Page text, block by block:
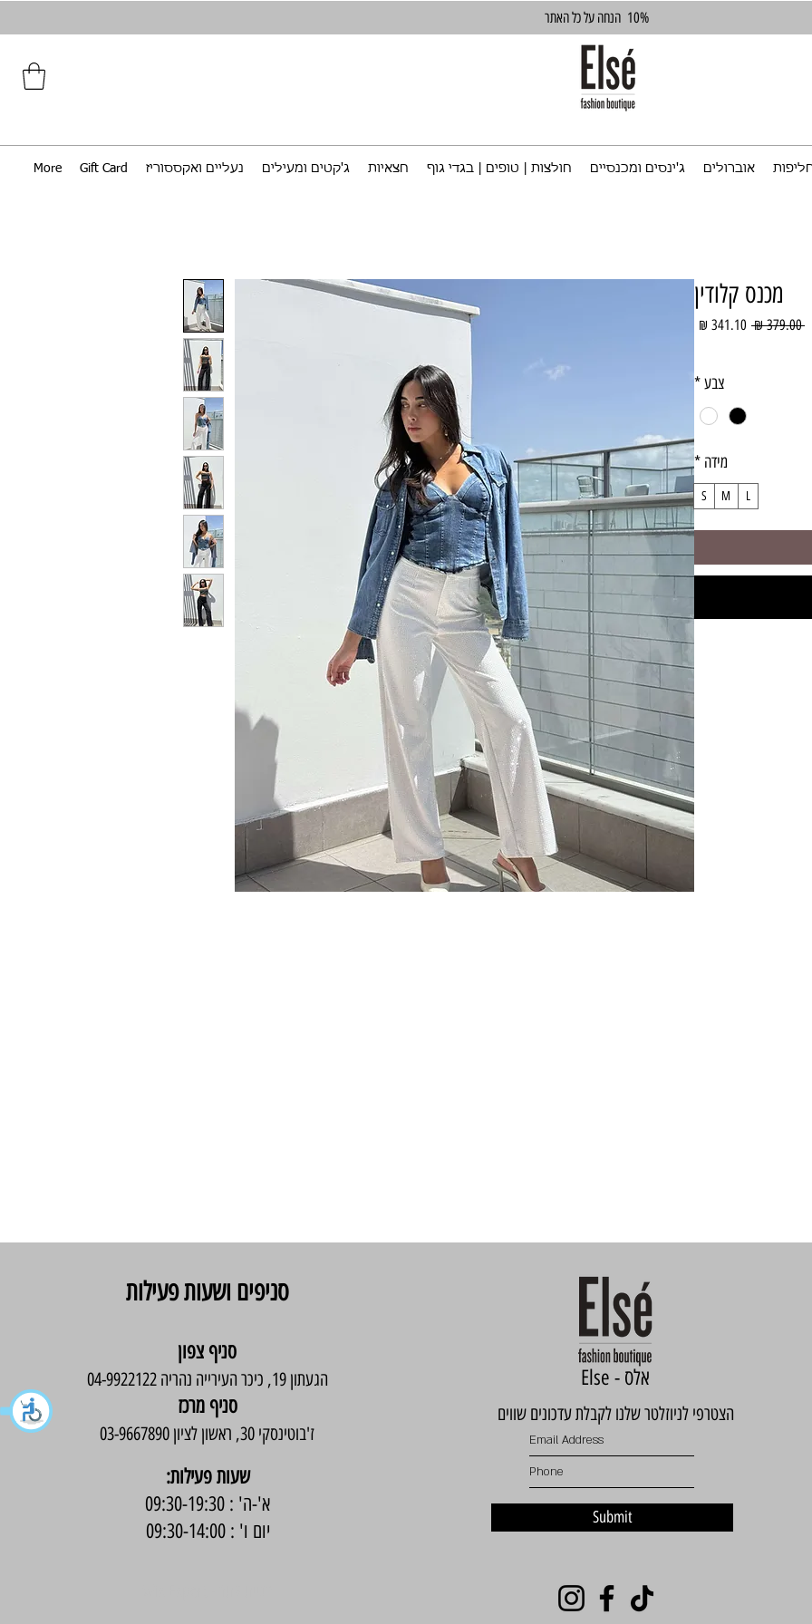
10% הנחה על כל האתר
אוברולים ג'ינסים ומכנסיים חולצות | טופים | בגדי גוף חצאיות ג'קטים ומעילים נעליים ואקססוריז Gift Card
More
מכנס קלודין
‏379.00 ‏₪
מחיר
צבע*
מידה *
L
M
S
סניפים ושעות פעילות
סניף צפון
הגעתון 19, כיכר העירייה נהריה 04-9922122
סניף מרכז
ז'בוטינסקי 30, ראשון לציון 03-9667890
:שעות פעילות
א'-ה' : 09:30-19:30
יום ו' : 09:30-14:00
Else - אלס
הצטרפי לניוזלטר שלנו לקבלת עדכונים שווים
Submit